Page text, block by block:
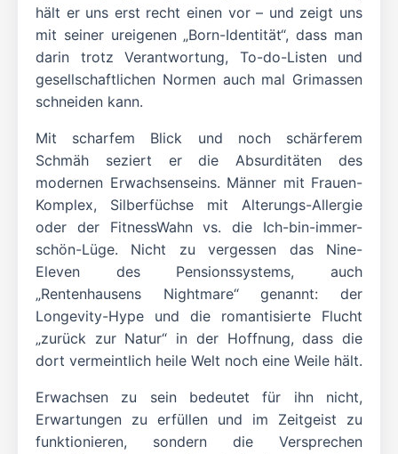
hält er uns erst recht einen vor – und zeigt uns
mit seiner ureigenen „Born-Identität“, dass man
darin trotz Verantwortung, To-do-Listen und
gesellschaftlichen Normen auch mal Grimassen
schneiden kann.
Mit scharfem Blick und noch schärferem
Schmäh seziert er die Absurditäten des
modernen Erwachsenseins. Männer mit Frauen-
Komplex, Silberfüchse mit Alterungs-Allergie
oder der FitnessWahn vs. die Ich-bin-immer-
schön-Lüge. Nicht zu vergessen das Nine-
Eleven des Pensionssystems, auch
„Rentenhausens Nightmare“ genannt: der
Longevity-Hype und die romantisierte Flucht
„zurück zur Natur“ in der Hoffnung, dass die
dort vermeintlich heile Welt noch eine Weile hält.
Erwachsen zu sein bedeutet für ihn nicht,
Erwartungen zu erfüllen und im Zeitgeist zu
funktionieren, sondern die Versprechen